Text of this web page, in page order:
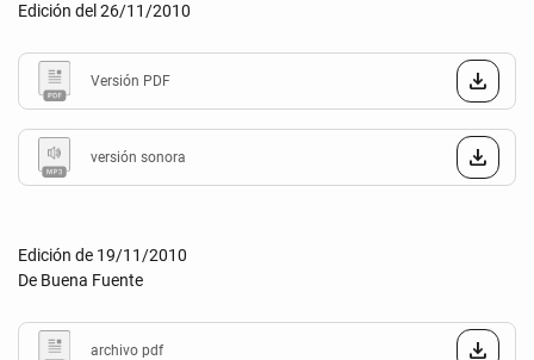
Edición del 26/11/2010
Versión PDF
versión sonora
Edición de 19/11/2010
De Buena Fuente
archivo pdf